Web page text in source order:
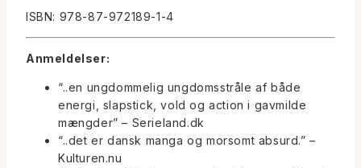
ISBN: 978-87-972189-1-4
Anmeldelser:
“..en ungdommelig ungdomsstråle af både
energi, slapstick, vold og action i gavmilde
mængder” – Serieland.dk
“..det er dansk manga og morsomt absurd.” –
Kulturen.nu